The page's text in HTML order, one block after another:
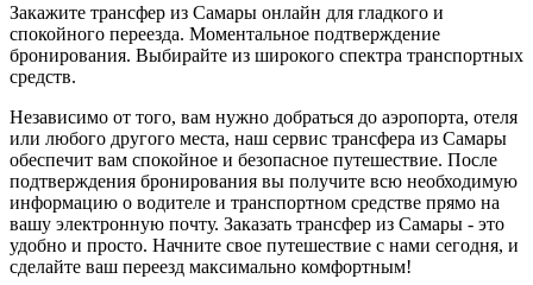
Закажите трансфер из Самары онлайн для гладкого и
спокойного переезда. Моментальное подтверждение
бронирования. Выбирайте из широкого спектра транспортных
средств.
Независимо от того, вам нужно добраться до аэропорта, отеля
или любого другого места, наш сервис трансфера из Самары
обеспечит вам спокойное и безопасное путешествие. После
подтверждения бронирования вы получите всю необходимую
информацию о водителе и транспортном средстве прямо на
вашу электронную почту. Заказать трансфер из Самары - это
удобно и просто. Начните свое путешествие с нами сегодня, и
сделайте ваш переезд максимально комфортным!